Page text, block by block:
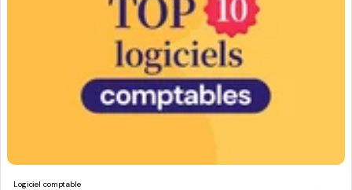
Logiciel comptable